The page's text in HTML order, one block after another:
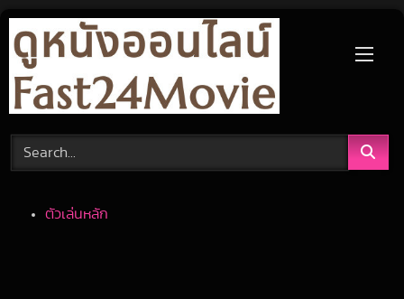
Skip
content
ตัวเล่นหลัก